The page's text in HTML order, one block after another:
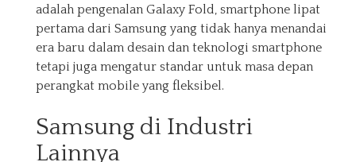
adalah pengenalan Galaxy Fold, smartphone lipat
pertama dari Samsung yang tidak hanya menandai
era baru dalam desain dan teknologi smartphone
tetapi juga mengatur standar untuk masa depan
perangkat mobile yang fleksibel.
Samsung di Industri
Lainnya